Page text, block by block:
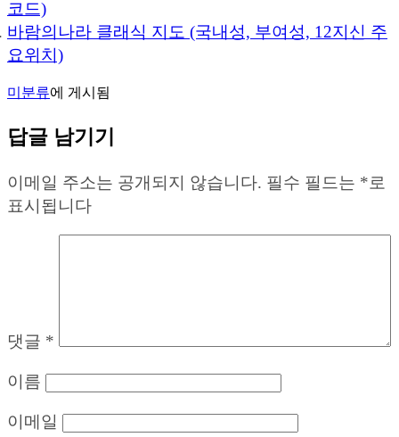
코드)
바람의나라 클래식 지도 (국내성, 부여성, 12지신 주
요위치)
미분류에 게시됨
답글 남기기
이메일 주소는 공개되지 않습니다. 필수 필드는 *로
표시됩니다
댓글 *
이름
이메일